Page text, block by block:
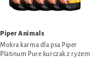
Piper Animals
Mokra karma dla psa Piper
Platinum Pure kurczak z ryżem